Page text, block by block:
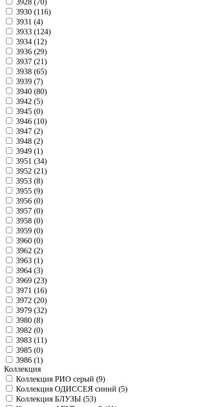
3928 (70)
3930 (116)
3931 (4)
3933 (124)
3934 (12)
3936 (29)
3937 (21)
3938 (65)
3939 (7)
3940 (80)
3942 (5)
3945 (0)
3946 (10)
3947 (2)
3948 (2)
3949 (1)
3951 (34)
3952 (21)
3953 (8)
3955 (9)
3956 (0)
3957 (0)
3958 (0)
3959 (0)
3960 (0)
3962 (2)
3963 (1)
3964 (3)
3969 (23)
3971 (16)
3972 (20)
3979 (32)
3980 (8)
3982 (0)
3983 (11)
3985 (0)
3986 (1)
Коллекция
Коллекция РИО серый (9)
Коллекция ОДИССЕЯ синий (5)
Коллекция БЛУЗЫ (53)